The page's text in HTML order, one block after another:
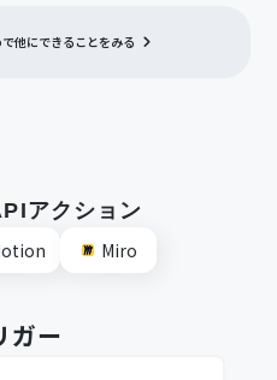
で他にできることをみる
アクション
Miro
ガー